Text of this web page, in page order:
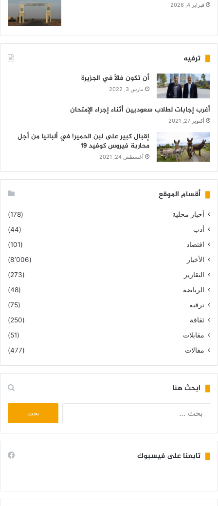
فبراير 4, 2026
ترفيه
أن تكون فالاً في الجزيرة
مارس 3, 2022
أغرب إجابات لطلاب سعوديين أثناء إجراء الإمتحان
أكتوبر 27, 2021
إقبال كبير على لبن الحمير! في ألبانيا من أجل
محاربة فيروس كوفيد 19
أغسطس 24, 2021
أقسام الموقع
أخبار محلية
(178)
أدب
(44)
اقتصاد
(101)
الأخبار
(8٬006)
التقارير
(273)
الرياضة
(48)
ترقيه
(75)
ثقافة
(250)
مقابلات
(51)
مقالات
(477)
ابحث هنا
تابعنا على فيسبوك